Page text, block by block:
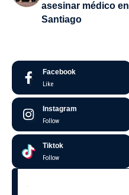
asesinar médico en
Santiago
Facebook
Like
Instagram
Follow
Tiktok
Follow